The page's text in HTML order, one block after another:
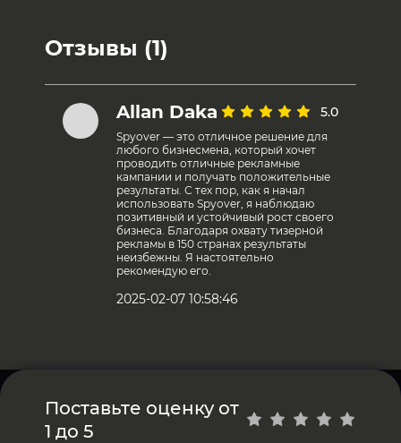
Отзывы (1)
Allan Daka 5.0
Spyover — это отличное решение для
любого бизнесмена, который хочет
проводить отличные рекламные
кампании и получать положительные
результаты. С тех пор, как я начал
использовать Spyover, я наблюдаю
позитивный и устойчивый рост своего
бизнеса. Благодаря охвату тизерной
рекламы в 150 странах результаты
неизбежны. Я настоятельно
рекомендую его.
2025-02-07 10:58:46
Поставьте оценку от
1 до 5